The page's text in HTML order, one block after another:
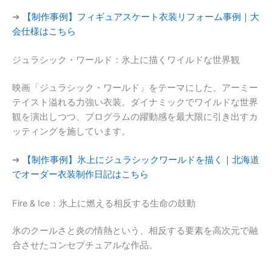
➔
【制作事例】フィギュアスケート衣装リフォーム事例｜大
会仕様はこちら
ジュラシック・ワールド：氷上に描くワイルドな世界観
映画「ジュラシック・ワールド」をテーマにした、アーミー
テイスト溢れる力強い衣装。ダイナミックでワイルドな世界
観を演出しつつ、プログラムの躍動感を最大限に引き出すカ
ッティングを施しています。
➔
【制作事例】氷上にジュラシックワールドを描く｜北海道
でオーダー衣装制作日記はこちら
Fire & Ice：氷上に燃える相反する生命の鼓動
氷のクールさと炎の情熱という、相反する要素を高次元で融
合させたコンセプチュアルな作品。